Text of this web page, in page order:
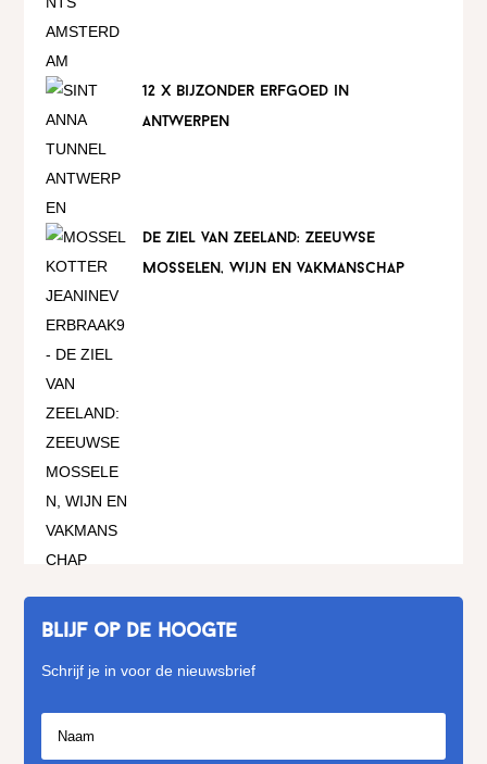
12 x bijzonder erfgoed in
antwerpen
de ziel van zeeland: zeeuwse
mosselen, wijn en vakmanschap
Blijf op de hoogte
Schrijf je in voor de nieuwsbrief